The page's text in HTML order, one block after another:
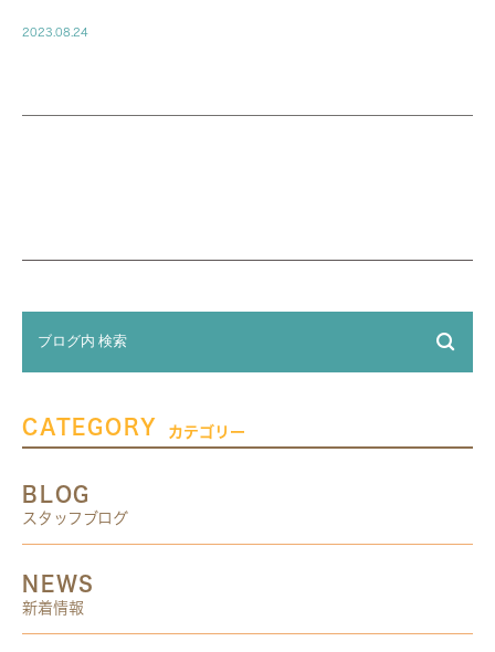
2023.08.24
CATEGORY カテゴリー
BLOG
スタッフブログ
NEWS
新着情報